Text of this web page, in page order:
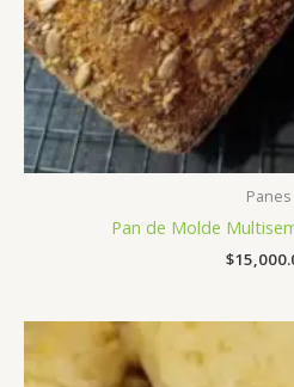
Panes
Pan de Molde
$